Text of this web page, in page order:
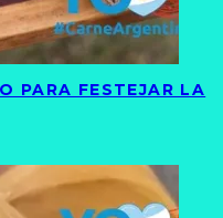
PARA FESTEJAR LA